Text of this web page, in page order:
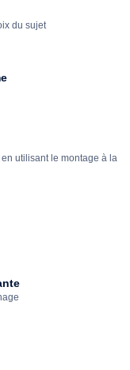
du sujet
utilisant le montage à la